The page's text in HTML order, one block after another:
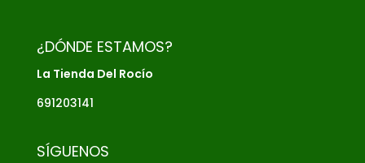
¿DÓNDE ESTAMOS?
La Tienda Del Rocío
691203141
SÍGUENOS